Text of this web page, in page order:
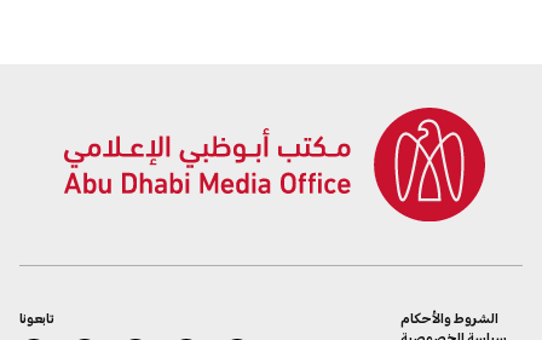
تابعونا
الشروط والأحكام